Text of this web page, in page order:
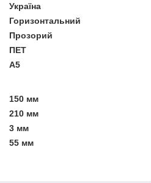
Україна
Горизонтальний
Прозорий
ПЕТ
A5
150 мм
210 мм
3 мм
55 мм